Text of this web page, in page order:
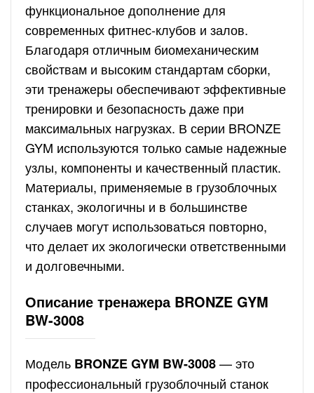
функциональное дополнение для
современных фитнес-клубов и залов.
Благодаря отличным биомеханическим
свойствам и высоким стандартам сборки,
эти тренажеры обеспечивают эффективные
тренировки и безопасность даже при
максимальных нагрузках. В серии BRONZE
GYM используются только самые надежные
узлы, компоненты и качественный пластик.
Материалы, применяемые в грузоблочных
станках, экологичны и в большинстве
случаев могут использоваться повторно,
что делает их экологически ответственными
и долговечными.
Описание тренажера BRONZE GYM
BW-3008
Модель BRONZE GYM BW-3008— это
профессиональный грузоблочный станок